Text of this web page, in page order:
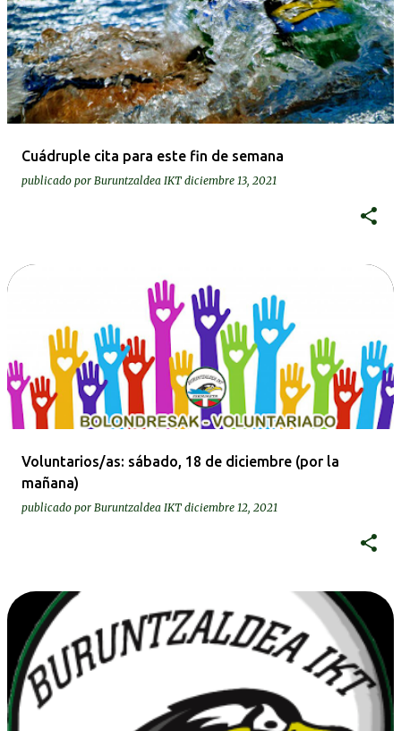
Cuádruple cita para este fin de semana
publicado por Buruntzaldea IKT diciembre 13, 2021
Voluntarios/as: sábado, 18 de diciembre (por la
mañana)
publicado por Buruntzaldea IKT diciembre 12, 2021